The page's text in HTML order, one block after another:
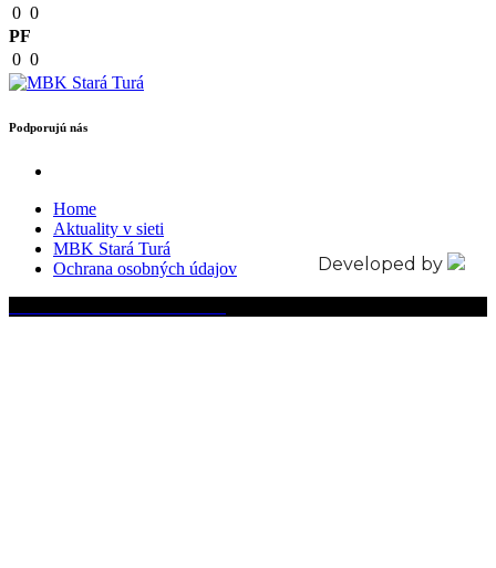
0 0
PF
0 0
Podporujú nás
Home
Aktuality v sieti
MBK Stará Turá
Ochrana osobných údajov
Developed by